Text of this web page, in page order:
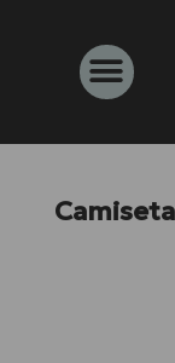
contenido